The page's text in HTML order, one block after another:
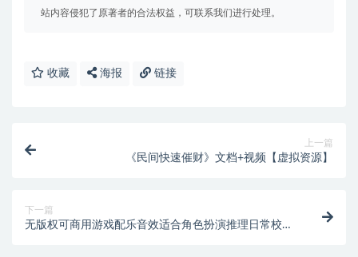
站内容侵犯了原著者的合法权益，可联系我们进行处理。
收藏 海报 链接
上一篇
《民间快速催财》文档+视频【虚拟资源】
下一篇
无版权可商用游戏配乐音效适合角色扮演推理日常校园